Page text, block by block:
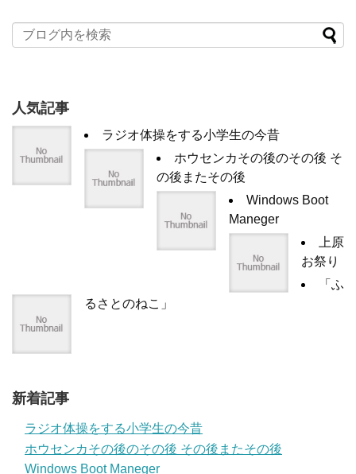
人気記事
ラジオ体操をする小学生の今昔
ホウセンカその後のその後 そ
の後またその後
Windows Boot
Maneger
上原
お祭り
「ふ
るさとのねこ」
新着記事
ラジオ体操をする小学生の今昔
ホウセンカその後のその後 その後またその後
Windows Boot Maneger